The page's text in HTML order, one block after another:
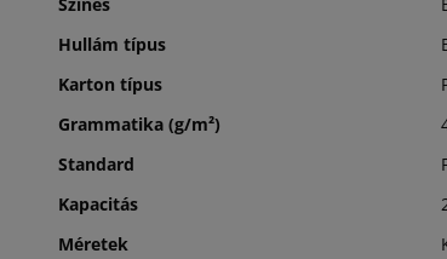
Hullám típus
Karton típus
Grammatika (g/m²)
Standard
Kapacitás
Méretek